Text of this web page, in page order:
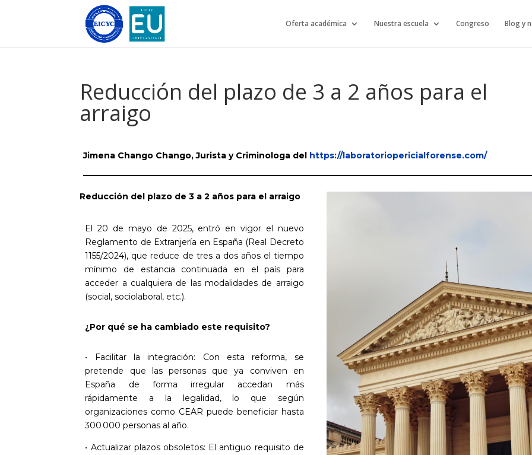
Oferta académica Nuestra escuela Congreso Blog y
Reducción del plazo de 3 a 2 años para el
arraigo
Jimena Chango Chango, Jurista y Criminologa del https://laboratoriopericialforense.com/
Reducción del plazo de 3 a 2 años para el arraigo
El 20 de mayo de 2025, entró en vigor el nuevo
Reglamento de Extranjería en España (Real Decreto
1155/2024), que reduce de tres a dos años el tiempo
mínimo de estancia continuada en el país para
acceder a cualquiera de las modalidades de arraigo
(social, sociolaboral, etc.).
¿Por qué se ha cambiado este requisito?
• Facilitar la integración: Con esta reforma, se
pretende que las personas que ya conviven en
España de forma irregular accedan más
rápidamente a la legalidad, lo que según
organizaciones como CEAR puede beneficiar hasta
300 000 personas al año.
• Actualizar plazos obsoletos: El antiguo requisito de